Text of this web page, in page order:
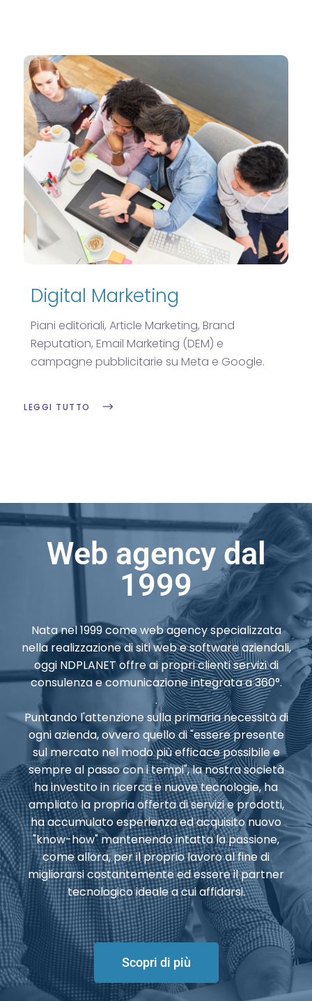
Digital Marketing
Piani editoriali, Article Marketing, Brand
Reputation, Email Marketing (DEM) e
campagne pubblicitarie su Meta e Google.
LEGGI TUTTO
Web agency dal
1999
Nata nel 1999 come web agency specializzata
nella realizzazione di siti web e software aziendali,
oggi NDPLANET offre ai propri clienti servizi di
consulenza e comunicazione integrata a 360°.
.
Puntando l'attenzione sulla primaria necessità di
ogni azienda, ovvero quello di "essere presente
sul mercato nel modo più efficace possibile e
sempre al passo con i tempi", la nostra società
ha investito in ricerca e nuove tecnologie, ha
ampliato la propria offerta di servizi e prodotti,
ha accumulato esperienza ed acquisito nuovo
"know-how" mantenendo intatta la passione,
come allora, per il proprio lavoro al fine di
migliorarsi costantemente ed essere il partner
tecnologico ideale a cui affidarsi.
Scopri di più